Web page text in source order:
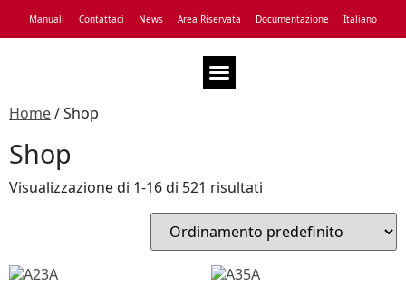
Manuali Contattaci News Area Riservata Documentazione Italiano
Home/ Shop
Shop
Visualizzazione di 1-16 di 521 risultati